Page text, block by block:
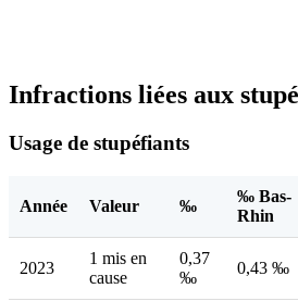
Infractions liées aux
Usage de stupéfiants
Année Valeur ‰
‰ Bas-
Rhin
2023
1 mis en
cause
0,37
‰
0,43 ‰